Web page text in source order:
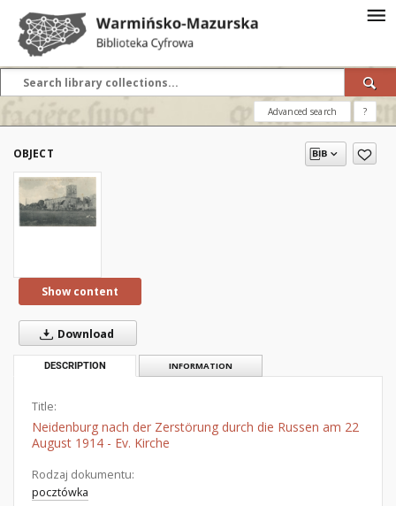
Advanced search ?
OBJECT
Show content
Download
DESCRIPTION INFORMATION
Title:
Neidenburg nach der Zerstörung durch die Russen am 22
August 1914 - Ev. Kirche
Rodzaj dokumentu:
pocztówka